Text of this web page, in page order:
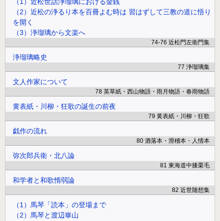
（2）近松の浄るり本を百冊よむ時は 習はずして三教の道に悟り
を開く
（3）浄瑠璃から文楽へ
74-76 近松門左衛門集
浄瑠璃略史
77 浄瑠璃集
文人作家について
78 英草紙・西山物語・雨月物語・春雨物語
黄表紙・川柳・狂歌の誕生の前夜
79 黄表紙・川柳・狂歌
戯作の流れ
80 酒落本・滑稽本・人情本
弥次郎兵衛・北八論
81 東海道中膝栗毛
和学者と和歌惰弱論
82 近世随想集
（1）馬琴「読本」の登場まで
（2）馬琴と渡辺崋山